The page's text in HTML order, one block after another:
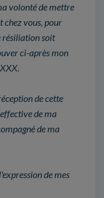
volonté de mettre
vous, pour
résiliation soit
ci-après mon
de cette
de ma
de ma
de mes